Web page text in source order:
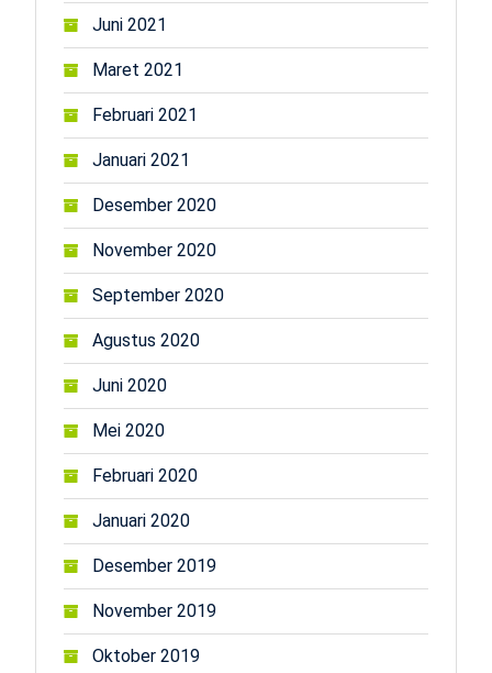
Juni 2021
Maret 2021
Februari 2021
Januari 2021
Desember 2020
November 2020
September 2020
Agustus 2020
Juni 2020
Mei 2020
Februari 2020
Januari 2020
Desember 2019
November 2019
Oktober 2019